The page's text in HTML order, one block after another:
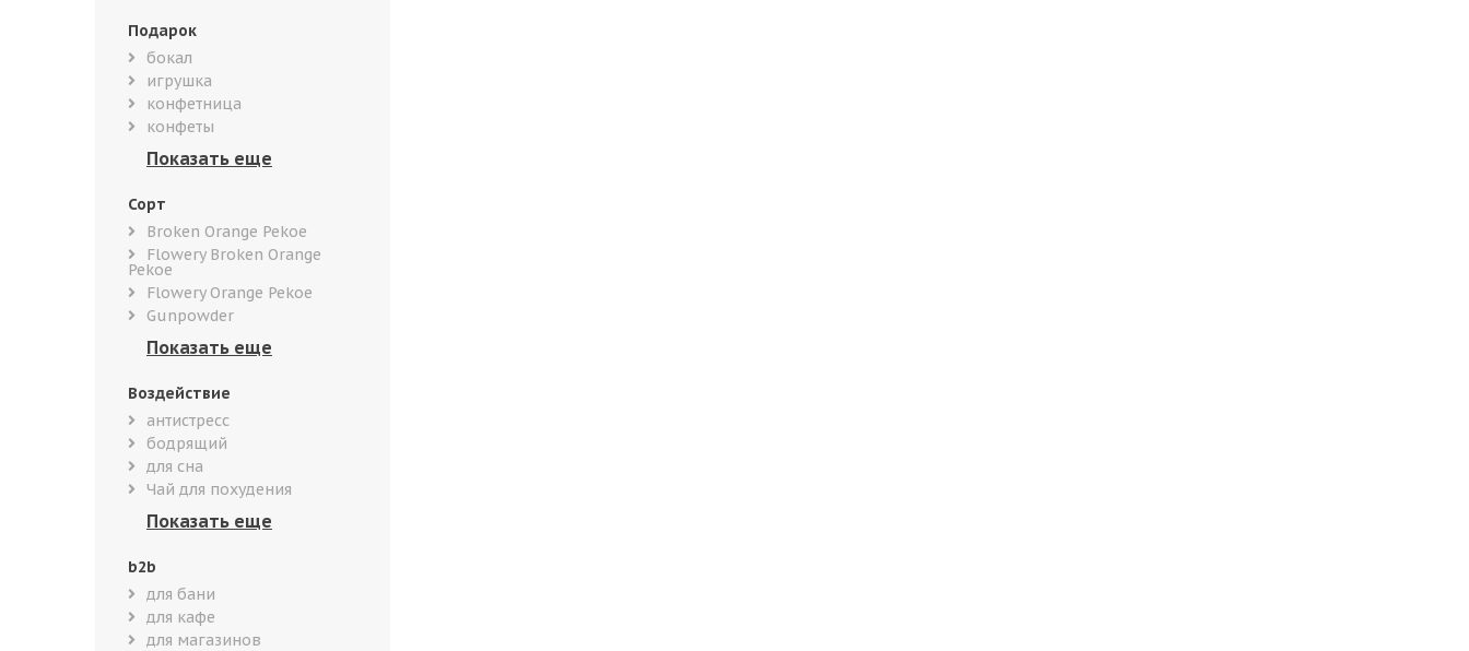
Подарок
бокал
игрушка
конфетница
конфеты
Сорт
Broken Orange Pekoe
Flowery Broken Orange
Pekoe
Flowery Orange Pekoe
Gunpowder
Воздействие
антистресс
бодрящий
для сна
Чай для похудения
b2b
для бани
для кафе
для магазинов